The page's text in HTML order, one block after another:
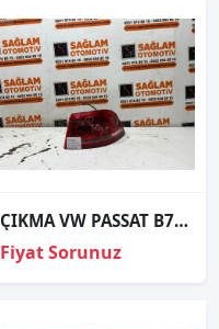
ÇIKMA VW PASSAT B7 SAĞ ARKA STOP 3AF945208
Fiyat Sorunuz